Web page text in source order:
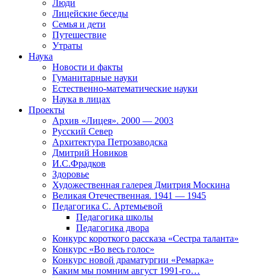
Люди
Лицейские беседы
Семья и дети
Путешествие
Утраты
Наука
Новости и факты
Гуманитарные науки
Естественно-математические науки
Наука в лицах
Проекты
Архив «Лицея». 2000 — 2003
Русский Север
Архитектура Петрозаводска
Дмитрий Новиков
И.С.Фрадков
Здоровье
Художественная галерея Дмитрия Москина
Великая Отечественная. 1941 — 1945
Педагогика С. Артемьевой
Педагогика школы
Педагогика двора
Конкурс короткого рассказа «Сестра таланта»
Конкурс «Во весь голос»
Конкурс новой драматургии «Ремарка»
Каким мы помним август 1991-го…